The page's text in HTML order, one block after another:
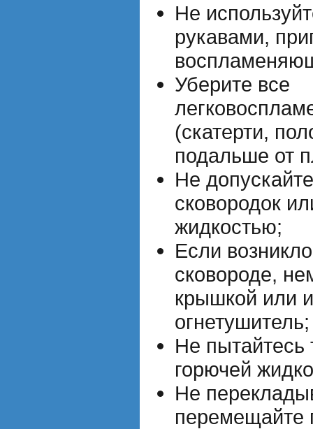
Не
рукавами,
Уберите все
(скатерти,
подальше от
Не
сковородок
жидкостью;
Если
сковороде,
крышкой или
огнетушитель;
Не пытайтесь
горючей
Не
перемещайте